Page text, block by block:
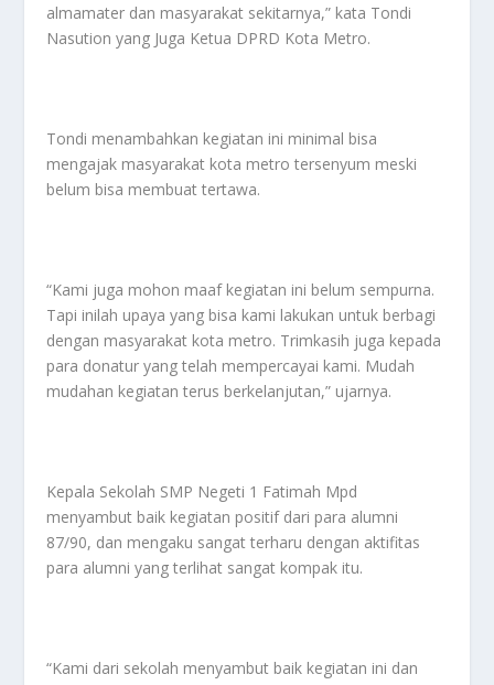
almamater dan masyarakat sekitarnya,” kata Tondi
Nasution yang Juga Ketua DPRD Kota Metro.
Tondi menambahkan kegiatan ini minimal bisa
mengajak masyarakat kota metro tersenyum meski
belum bisa membuat tertawa.
“Kami juga mohon maaf kegiatan ini belum sempurna.
Tapi inilah upaya yang bisa kami lakukan untuk berbagi
dengan masyarakat kota metro. Trimkasih juga kepada
para donatur yang telah mempercayai kami. Mudah
mudahan kegiatan terus berkelanjutan,” ujarnya.
Kepala Sekolah SMP Negeti 1 Fatimah Mpd
menyambut baik kegiatan positif dari para alumni
87/90, dan mengaku sangat terharu dengan aktifitas
para alumni yang terlihat sangat kompak itu.
“Kami dari sekolah menyambut baik kegiatan ini dan